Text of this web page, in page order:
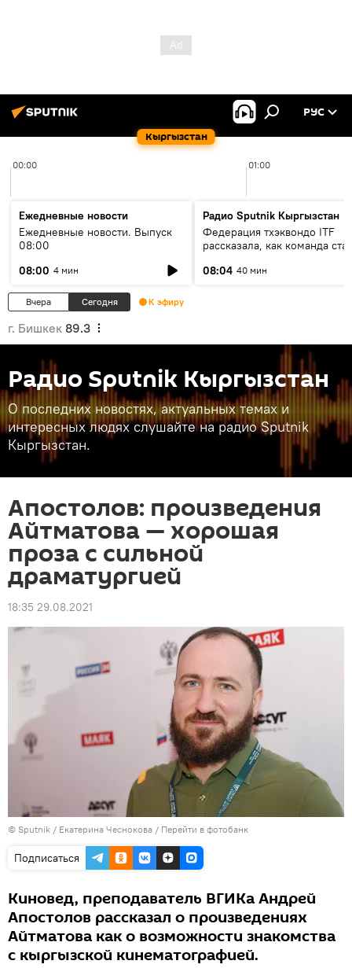
Кыргызстан
РУС
00:00 01:00
Ежедневные новости
Ежедневные новости. Выпуск
08:00
08:00 4 мин
Радио Sputnik Кыргызстан
Федерация тхэквондо ITF
рассказала, как команда
08:04 40 мин
Вчера Сегодня К эфиру
г. Бишкек 89.3
Радио Sputnik Кыргызстан
О последних новостях, актуальных темах и
интересных людях слушайте на радио Sputnik
Кыргызстан.
Апостолов: произведения
Айтматова — хорошая
проза с сильной
драматургией
18:35 29.08.2021
© Sputnik / Екатерина Чеснокова / Перейти в фотобанк
Подписаться
Киновед, преподаватель ВГИКа Андрей
Апостолов рассказал о произведениях
Айтматова как о возможности знакомства
с кыргызской кинематографией.